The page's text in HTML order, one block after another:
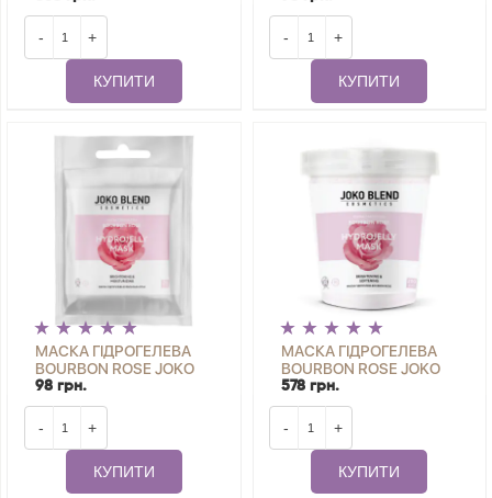
BLEND 200 Г
- +
КУПИТИ
BLEND 20 Г
- +
КУПИТИ
МАСКА ГІДРОГЕЛЕВА
BOURBON ROSE JOKO
BLEND 20 Г
98 грн.
- +
КУПИТИ
МАСКА ГІДРОГЕЛЕВА
BOURBON ROSE JOKO
BLEND 200 Г
578 грн.
- +
КУПИТИ